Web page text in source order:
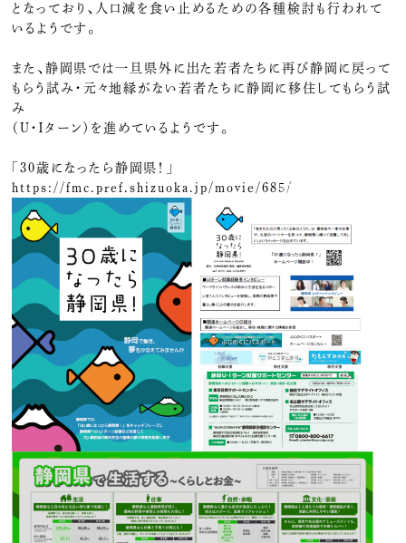
となっており、人口減を食い止めるための各種検討も行われて
いるようです。
また、静岡県では一旦県外に出た若者たちに再び静岡に戻って
もらう試み・元々地縁がない若者たちに静岡に移住してもらう試
み
（Ｕ・Ｉターン）を進めているようです。
「30歳になったら静岡県！」
https://fmc.pref.shizuoka.jp/movie/685/